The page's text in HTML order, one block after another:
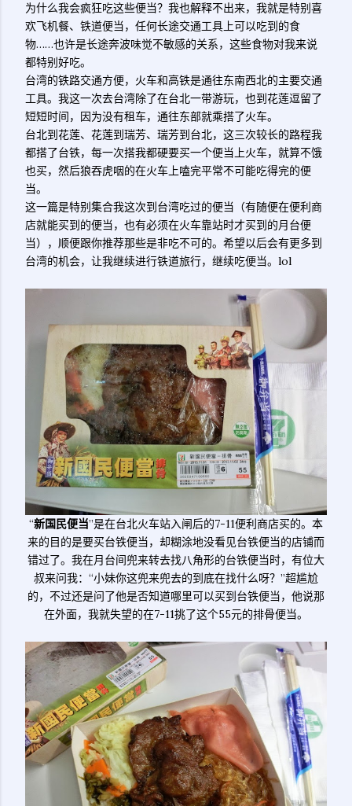
为什么我会疯狂吃这些便当？我也解释不出来，我就是特别喜
欢飞机餐、铁道便当，任何长途交通工具上可以吃到的食
物……也许是长途奔波味觉不敏感的关系，这些食物对我来说
都特别好吃。
台湾的铁路交通方便，火车和高铁是通往东南西北的主要交通
工具。我这一次去台湾除了在台北一带游玩，也到花莲逗留了
短短时间，因为没有租车，通往东部就乘搭了火车。
台北到花莲、花莲到瑞芳、瑞芳到台北，这三次较长的路程我
都搭了台铁，每一次搭我都硬要买一个便当上火车，就算不饿
也买，然后狼吞虎咽的在火车上嗑完平常不可能吃得完的便
当。
这一篇是特别集合我这次到台湾吃过的便当（有随便在便利商
店就能买到的便当，也有必须在火车靠站时才买到的月台便
当），顺便跟你推荐那些是非吃不可的。希望以后会有更多到
台湾的机会，让我继续进行铁道旅行，继续吃便当。lol
“新国民便当”是在台北火车站入闸后的7-11便利商店买的。本
来的目的是要买台铁便当，却糊涂地没看见台铁便当的店铺而
错过了。我在月台间兜来转去找八角形的台铁便当时，有位大
叔来问我：“小妹你这兜来兜去的到底在找什么呀？”超尴尬
的，不过还是问了他是否知道哪里可以买到台铁便当，他说那
在外面，我就失望的在7-11挑了这个55元的排骨便当。